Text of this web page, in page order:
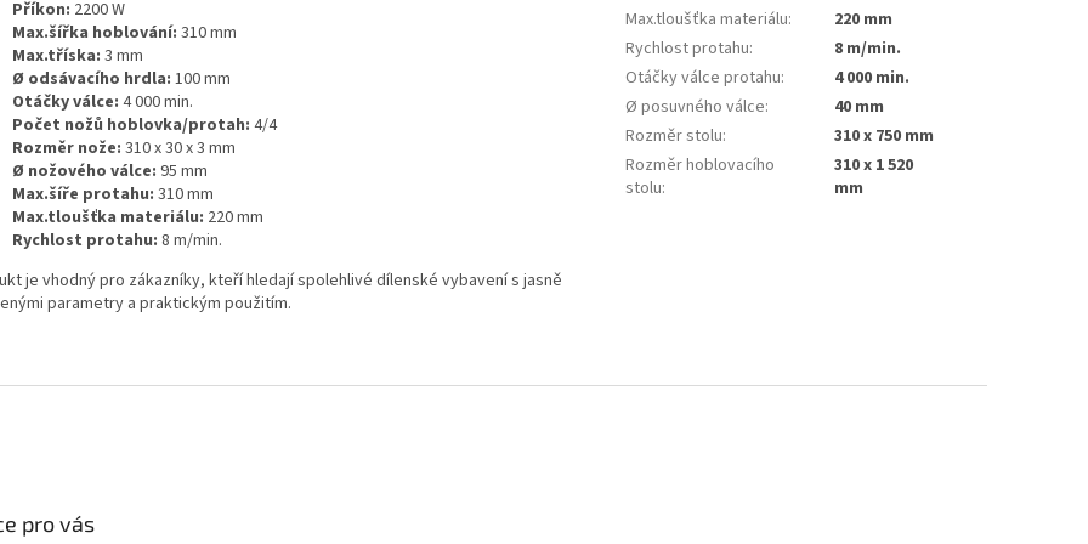
Příkon: 2200 W
Max.šířka hoblování: 310 mm
Max.tříska: 3 mm
Ø odsávacího hrdla: 100 mm
Otáčky válce: 4 000 min.
Počet nožů hoblovka/protah: 4/4
Rozměr nože: 310 x 30 x 3 mm
Ø nožového válce: 95 mm
Max.šíře protahu: 310 mm
Max.tloušťka materiálu: 220 mm
Rychlost protahu: 8 m/min.
je vhodný pro zákazníky, kteří hledají spolehlivé dílenské vybavení s jasně
parametry a praktickým použitím.
Max.tloušťka materiálu:
220 mm
Rychlost protahu:
8 m/min.
Otáčky válce protahu:
4 000 min.
Ø posuvného válce:
40 mm
Rozměr stolu:
310 x 750 mm
Rozměr hoblovacího
stolu:
310 x 1 520
mm
pro vás